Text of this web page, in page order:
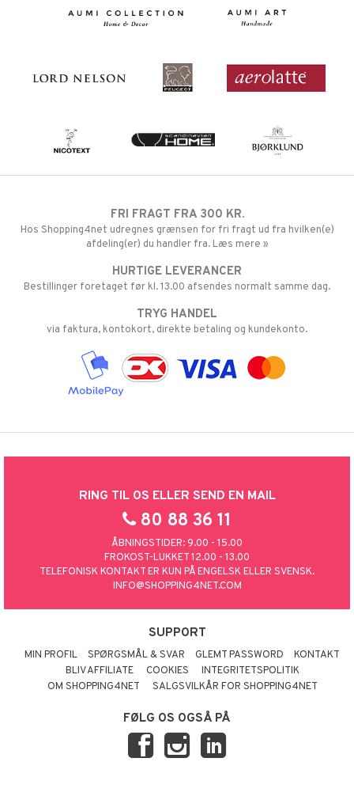
FRI FRAGT FRA 300 KR.
Hos Shopping4net udregnes grænsen for fri fragt ud fra hvilken(e)
afdeling(er) du handler fra. Læs mere »
HURTIGE LEVERANCER
Bestillinger foretaget før kl. 13.00 afsendes normalt samme dag.
TRYG HANDEL
via faktura, kontokort, direkte betaling og kundekonto.
RING TIL OS ELLER SEND EN MAIL
80 88 36 11
ÅBNINGSTIDER: 9.00 - 15.00
FROKOST-LUKKET 12.00 - 13.00
TELEFONISK KONTAKT ER KUN PÅ ENGELSK ELLER SVENSK.
INFO@SHOPPING4NET.COM
SUPPORT
MIN PROFIL SPØRGSMÅL & SVAR GLEMT PASSWORD
KONTAKT
BLIV AFFILIATE
COOKIES
INTEGRITETSPOLITIK
OM SHOPPING4NET
SALGSVILKÅR FOR SHOPPING4NET
FØLG OS OGSÅ PÅ